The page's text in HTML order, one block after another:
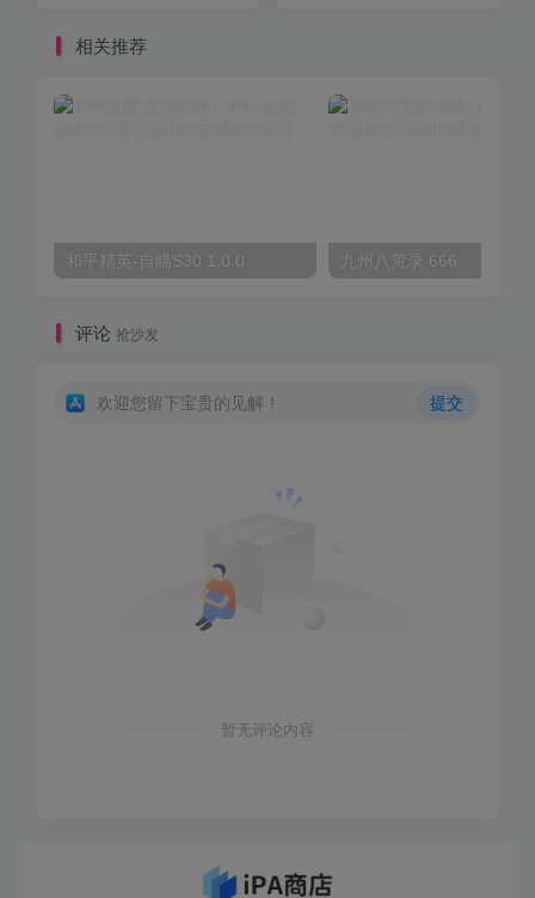
相关推荐
和平精英-自瞄S30 1.0.0 九州八荒录 666
评论 抢沙发
欢迎您留下宝贵的见解！ 提交
暂无评论内容